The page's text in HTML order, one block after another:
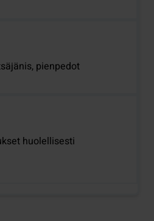
pienpedot
huolellisesti